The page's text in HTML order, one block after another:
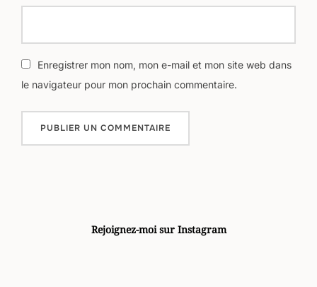
Enregistrer mon nom, mon e-mail et mon site web dans
le navigateur pour mon prochain commentaire.
Rejoignez-moi sur Instagram